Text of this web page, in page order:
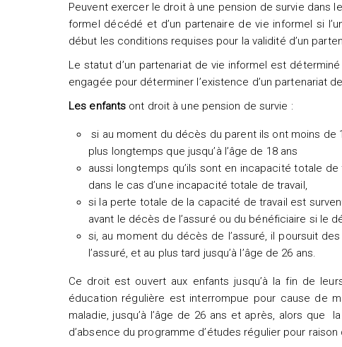
Peuvent exercer le droit à une pension de survie dans
formel décédé et d’un partenaire de vie informel si
début les conditions requises pour la validité d’un
Le statut d’un partenariat de vie informel est
engagée pour déterminer l’existence d’un partenariat
Les enfants ont droit à une pension de survie :
si au moment du décès du parent ils ont moins
plus longtemps que jusqu’à l’âge de 18 ans
aussi longtemps qu’ils sont en incapacité totale
dans le cas d’une incapacité totale de travail,
si la perte totale de la capacité de travail est
avant le décès de l’assuré ou du bénéficiaire si le
si, au moment du décès de l’assuré, il poursuit
l’assuré, et au plus tard jusqu’à l’âge de 26 ans.
Ce droit est ouvert aux enfants jusqu’à la fin de
éducation régulière est interrompue pour cause de
maladie, jusqu’à l’âge de 26 ans et après, alors
d’absence du programme d’études régulier pour